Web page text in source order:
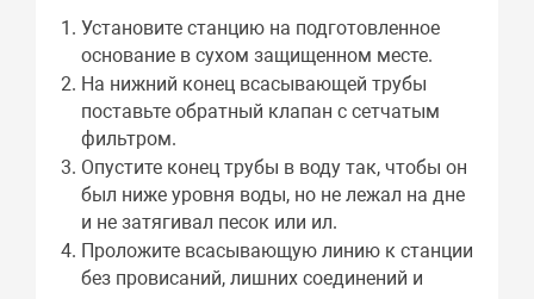
Установите станцию на подготовленное
основание в сухом защищенном месте.
На нижний конец всасывающей трубы
поставьте обратный клапан с сетчатым
фильтром.
Опустите конец трубы в воду так, чтобы он
был ниже уровня воды, но не лежал на дне
и не затягивал песок или ил.
Проложите всасывающую линию к станции
без провисаний, лишних соединений и